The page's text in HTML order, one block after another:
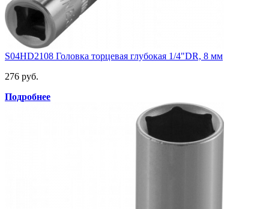
S04HD2108 Головка торцевая глубокая 1/4"DR, 8 мм
276 руб.
Подробнее